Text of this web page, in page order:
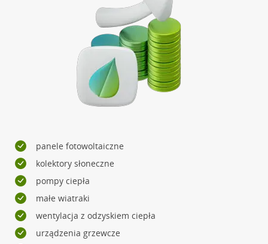
panele fotowoltaiczne
kolektory słoneczne
pompy ciepła
małe wiatraki
wentylacja z odzyskiem ciepła
urządzenia grzewcze